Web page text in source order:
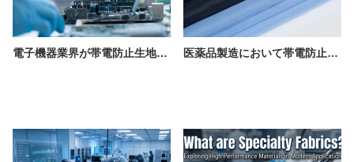
電子機器業界が帯電防止生地に依存する理由 医薬品製造において帯電防止布が不可欠な理由